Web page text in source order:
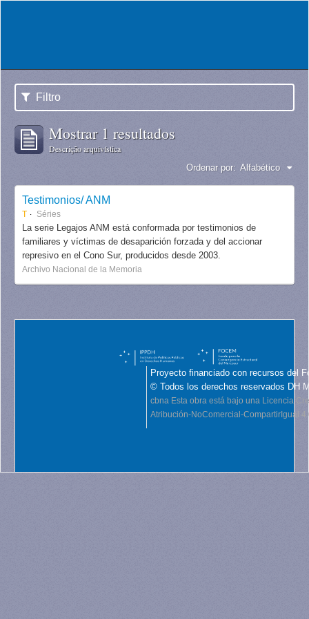
Filtro
Mostrar 1 resultados
Descrição arquivística
Ordenar por: Alfabético
Testimonios/ ANM
T Séries
La serie Legajos ANM está conformada por testimonios de
familiares y víctimas de desaparición forzada y del accionar
represivo en el Cono Sur, producidos desde 2003.
Archivo Nacional de la Memoria
Proyecto financiado con recursos del
© Todos los derechos reservados DH
cbna Esta obra está bajo una Licencia
Atribución-NoComercial-CompartirIgual